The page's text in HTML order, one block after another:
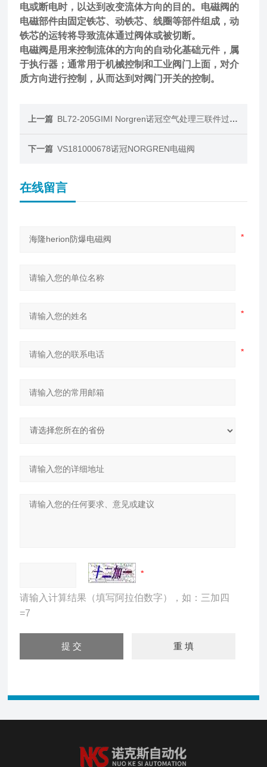
电或断电时，以达到改变流体方向的目的。电磁阀的
电磁部件由固定铁芯、动铁芯、线圈等部件组成，动
铁芯的运转将导致流体通过阀体或被切断。
电磁阀是用来控制流体的方向的自动化基础元件，属
于执行器；通常用于机械控制和工业阀门上面，对介
质方向进行控制，从而达到对阀门开关的控制。
上一篇 BL72-205GIMI Norgren诺冠空气处理三联件过滤减压阀
下一篇 VS181000678诺冠NORGREN电磁阀
在线留言
请输入计算结果（填写阿拉伯数字），如：三加四
=7